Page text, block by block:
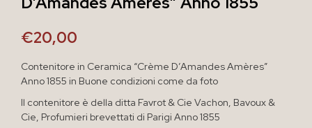
€20,00
Contenitore in Ceramica “Crème D’Amandes Amères”
Anno 1855 in Buone condizioni come da foto
Il contenitore è della ditta Favrot & Cie Vachon, Bavoux &
Cie, Profumieri brevettati di Parigi Anno 1855